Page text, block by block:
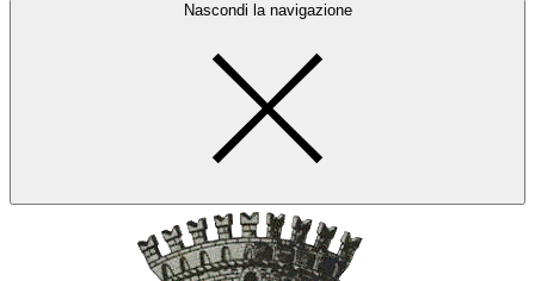
Nascondi la navigazione